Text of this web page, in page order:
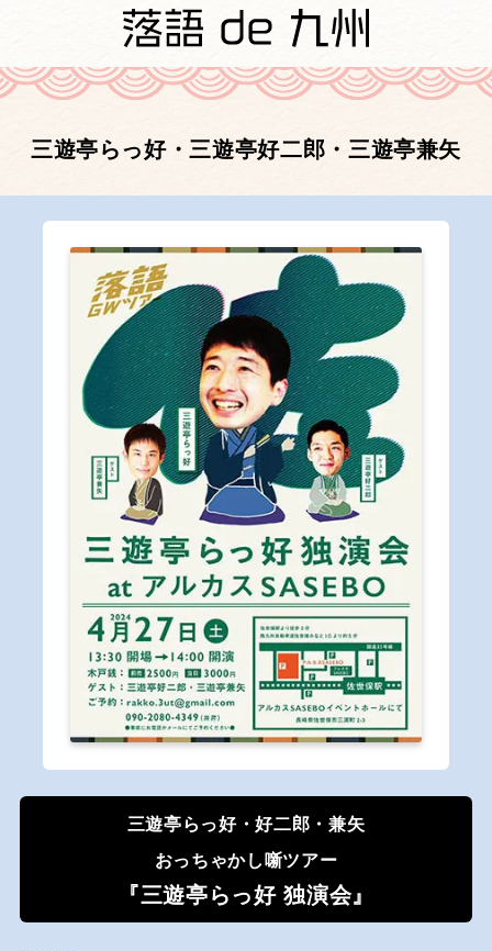
三遊亭らっ好・三遊亭好二郎・三遊亭兼矢
三遊亭らっ好・好二郎・兼矢
おっちゃかし噺ツアー
『三遊亭らっ好 独演会』